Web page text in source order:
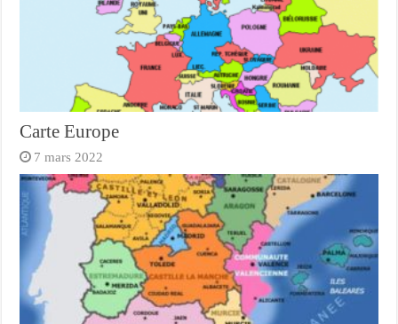
Carte Europe
7 mars 2022